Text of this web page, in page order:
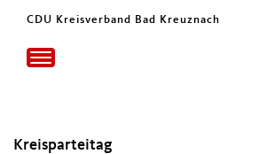
CDU Kreisverband Bad Kreuznach
Toggle
navigation
Kreisparteitag